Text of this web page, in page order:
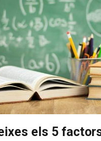
els 5